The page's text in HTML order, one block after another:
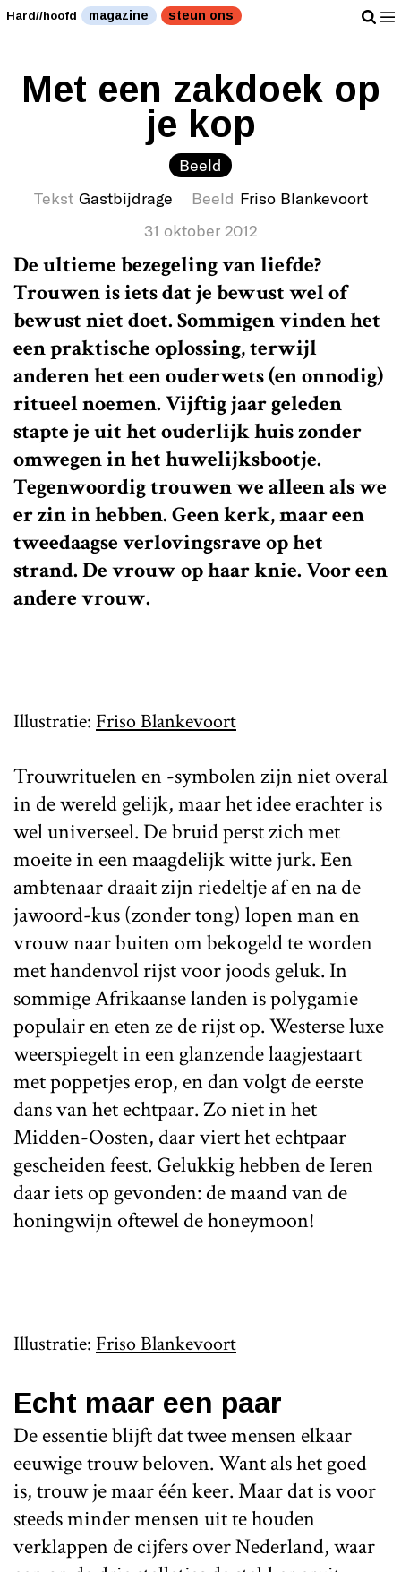
Hard//hoofd magazine steun ons
Met een zakdoek op
je kop
Beeld
Tekst Gastbijdrage Beeld Friso Blankevoort
31 oktober 2012
De ultieme bezegeling van liefde?
Trouwen is iets dat je bewust wel of
bewust niet doet. Sommigen vinden het
een praktische oplossing, terwijl
anderen het een ouderwets (en onnodig)
ritueel noemen. Vijftig jaar geleden
stapte je uit het ouderlijk huis zonder
omwegen in het huwelijksbootje.
Tegenwoordig trouwen we alleen als we
er zin in hebben. Geen kerk, maar een
tweedaagse verlovingsrave op het
strand. De vrouw op haar knie. Voor een
andere vrouw.
Illustratie: Friso Blankevoort
Trouwrituelen en -symbolen zijn niet overal
in de wereld gelijk, maar het idee erachter is
wel universeel. De bruid perst zich met
moeite in een maagdelijk witte jurk. Een
ambtenaar draait zijn riedeltje af en na de
jawoord-kus (zonder tong) lopen man en
vrouw naar buiten om bekogeld te worden
met handenvol rijst voor joods geluk. In
sommige Afrikaanse landen is polygamie
populair en eten ze de rijst op. Westerse luxe
weerspiegelt in een glanzende laagjestaart
met poppetjes erop, en dan volgt de eerste
dans van het echtpaar. Zo niet in het
Midden-Oosten, daar viert het echtpaar
gescheiden feest. Gelukkig hebben de Ieren
daar iets op gevonden: de maand van de
honingwijn oftewel de honeymoon!
Illustratie: Friso Blankevoort
Echt maar een paar
De essentie blijft dat twee mensen elkaar
eeuwige trouw beloven. Want als het goed
is, trouw je maar één keer. Maar dat is voor
steeds minder mensen uit te houden
verklappen de cijfers over Nederland, waar